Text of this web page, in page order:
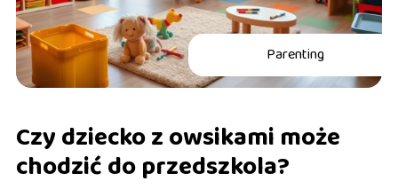
Parenting
Czy dziecko z owsikami może
chodzić do przedszkola?